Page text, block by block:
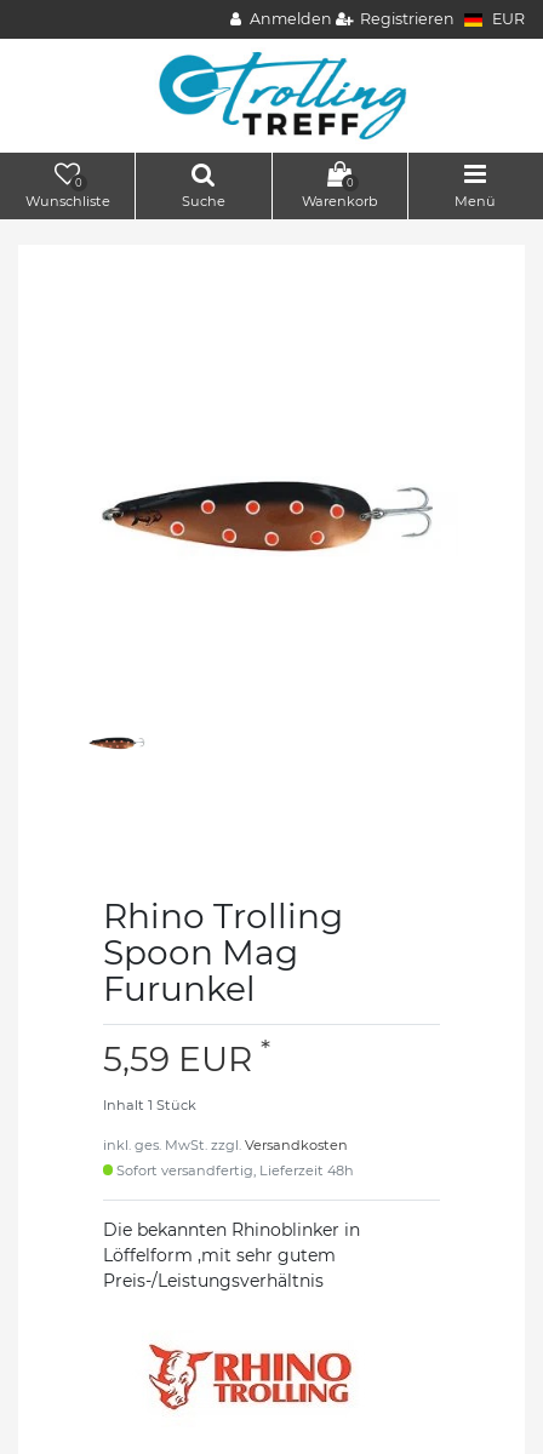
Anmelden Registrieren EUR
0
Wunschliste Suche
0
Warenkorb Menü
Rhino Trolling
Spoon Mag
Furunkel
5,59 EUR *
Inhalt 1 Stück
inkl. ges. MwSt. zzgl. Versandkosten
Sofort versandfertig, Lieferzeit 48h
Die bekannten Rhinoblinker in
Löffelform ,mit sehr gutem
Preis-/Leistungsverhältnis